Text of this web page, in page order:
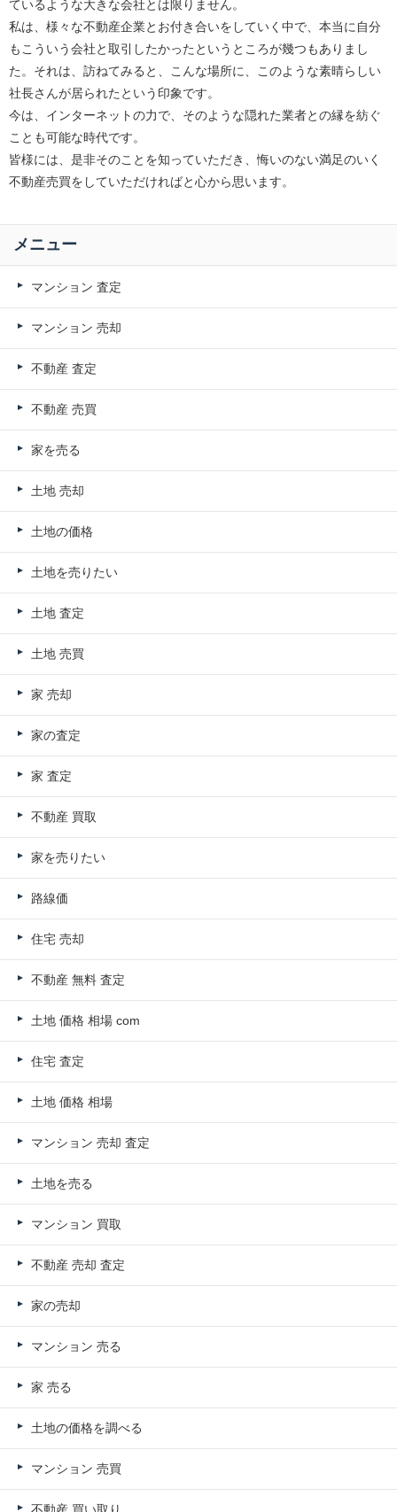
ているような大きな会社とは限りません。
私は、様々な不動産企業とお付き合いをしていく中で、本当に自分
もこういう会社と取引したかったというところが幾つもありまし
た。それは、訪ねてみると、こんな場所に、このような素晴らしい
社長さんが居られたという印象です。
今は、インターネットの力で、そのような隠れた業者との縁を紡ぐ
ことも可能な時代です。
皆様には、是非そのことを知っていただき、悔いのない満足のいく
不動産売買をしていただければと心から思います。
メニュー
マンション 査定
マンション 売却
不動産 査定
不動産 売買
家を売る
土地 売却
土地の価格
土地を売りたい
土地 査定
土地 売買
家 売却
家の査定
家 査定
不動産 買取
家を売りたい
路線価
住宅 売却
不動産 無料 査定
土地 価格 相場 com
住宅 査定
土地 価格 相場
マンション 売却 査定
土地を売る
マンション 買取
不動産 売却 査定
家の売却
マンション 売る
家 売る
土地の価格を調べる
マンション 売買